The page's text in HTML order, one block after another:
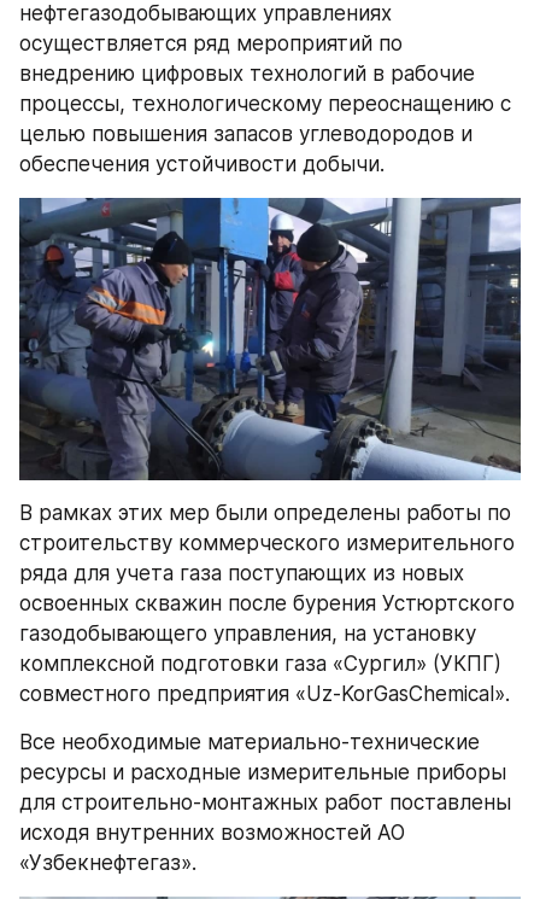
нефтегазодобывающих управлениях
осуществляется ряд мероприятий по
внедрению цифровых технологий в рабочие
процессы, технологическому переоснащению с
целью повышения запасов углеводородов и
обеспечения устойчивости добычи.
В рамках этих мер были определены работы по
строительству коммерческого измерительного
ряда для учета газа поступающих из новых
освоенных скважин после бурения Устюртского
газодобывающего управления, на установку
комплексной подготовки газа «Сургил» (УКПГ)
совместного предприятия «Uz-KorGasChemical».
Все необходимые материально-технические
ресурсы и расходные измерительные приборы
для строительно-монтажных работ поставлены
исходя внутренних возможностей АО
«Узбекнефтегаз».